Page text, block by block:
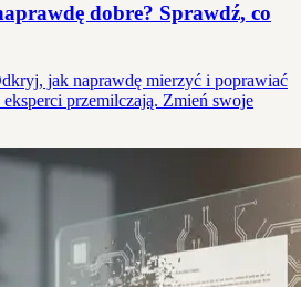
dobre? Sprawdź, co
jak naprawdę mierzyć i poprawiać
przemilczają. Zmień swoje